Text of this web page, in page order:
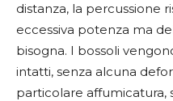
distanza, la percussione
eccessiva potenza ma
bisogna. I bossoli
intatti, senza alcuna
particolare affumicatura,